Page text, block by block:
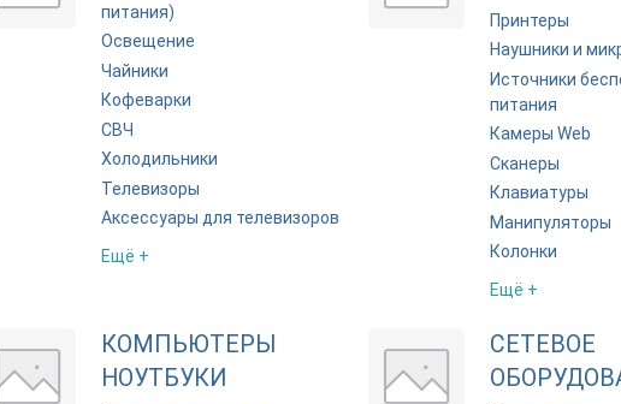
питания)
Освещение
Чайники
Кофеварки
СВЧ
Холодильники
Телевизоры
Аксессуары для телевизоров
Ещё +
Принтеры
Наушники и
Источники
питания
Камеры Web
Сканеры
Клавиатуры
Манипуляторы
Колонки
Ещё +
КОМПЬЮТЕРЫ
НОУТБУКИ
СЕТЕВОЕ